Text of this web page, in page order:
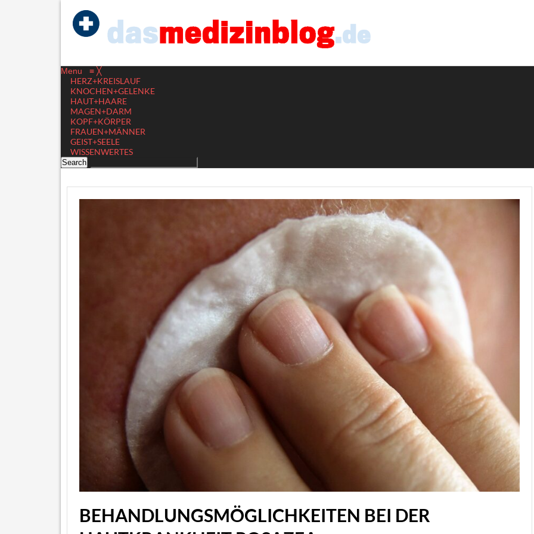
Menu ≡ ╳
HERZ+KREISLAUF
KNOCHEN+GELENKE
HAUT+HAARE
MAGEN+DARM
KOPF+KÖRPER
FRAUEN+MÄNNER
GEIST+SEELE
WISSENWERTES
BEHANDLUNGSMÖGLICHKEITEN BEI DER